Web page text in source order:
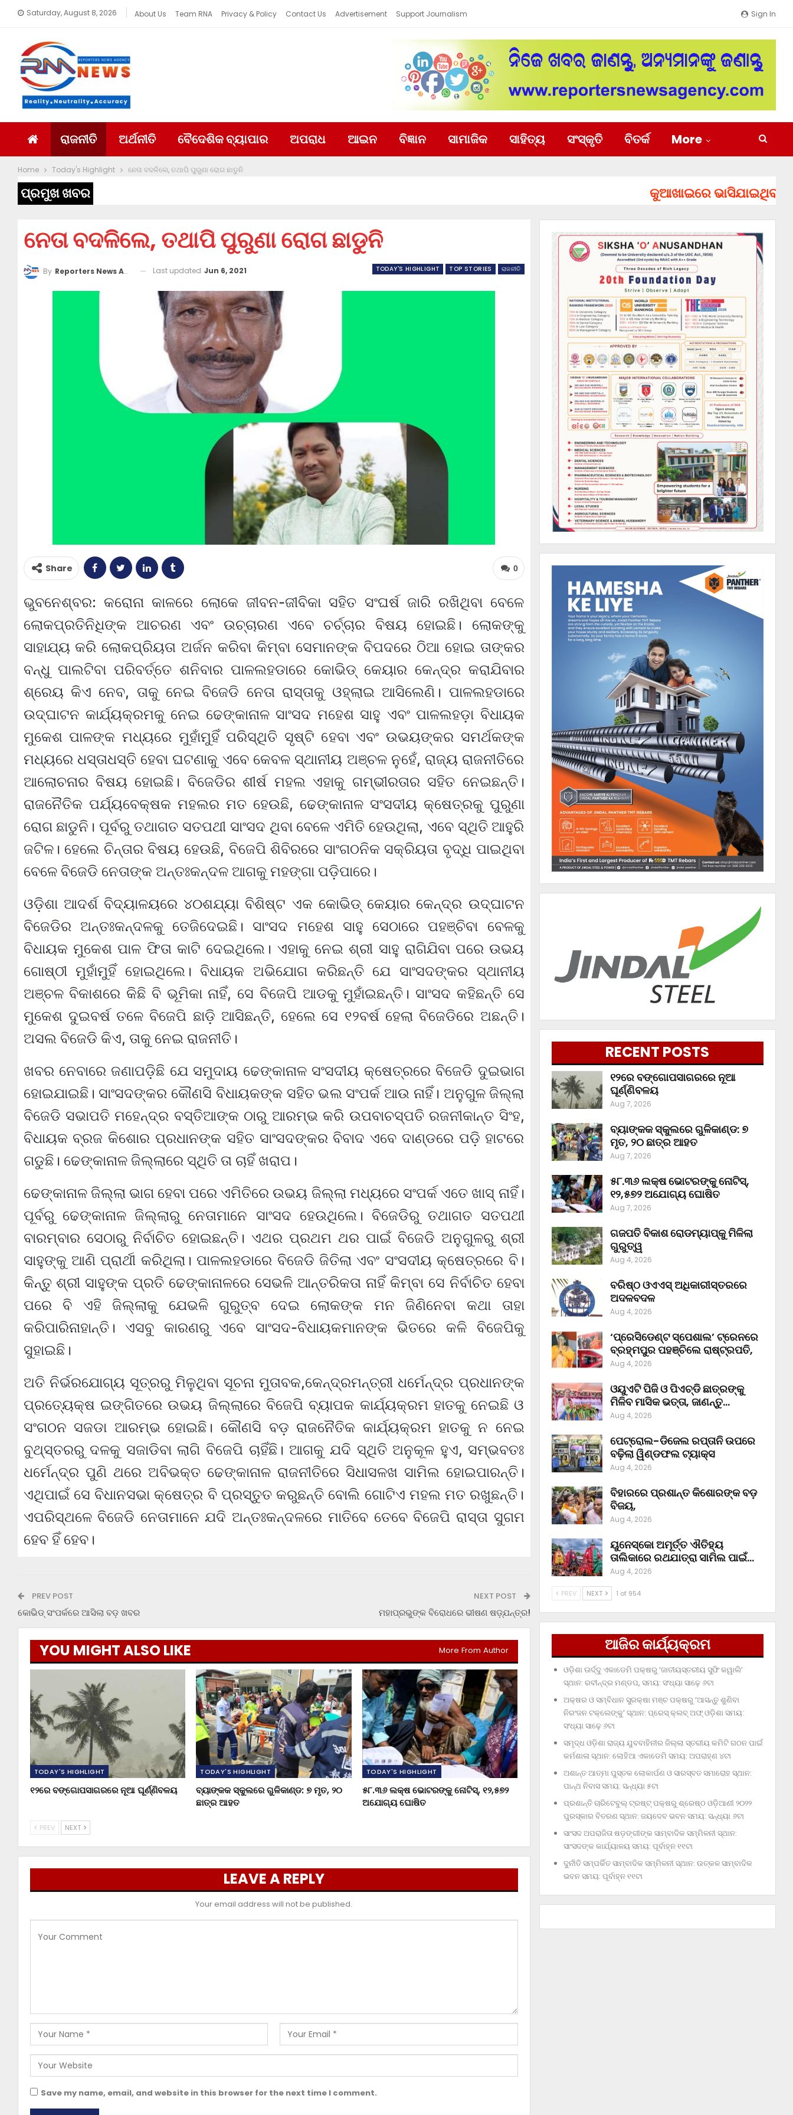
Sign In
Saturday, August 8, 2026 About Us Team RNA Privacy & Policy Contact Us Advertisement Support Journalism
ରାଜନୀତି ଅର୍ଥନୀତି ବୈଦେଶିକ ବ୍ୟାପାର ଅପରାଧ ଆଇନ ବିଜ୍ଞାନ ସାମାଜିକ ସାହିତ୍ୟ ସଂସ୍କୃତି ବିତର୍କ More
Home Today's Highlight ନେତା ବଦଳିଲେ, ତଥାପି ପୁରୁଣା ରୋଗ ଛାଡୁନି
ପ୍ରମୁଖ ଖବର କୁଆଖାଇରେ ଭାସିଯାଇଥିବା ୨
ନେତା ବଦଳିଲେ, ତଥାପି ପୁରୁଣା ରୋଗ ଛାଡୁନି
TODAY'S HIGHLIGHT TOP STORIES ରାଜନୀତି
By Reporters News Agency Last updated Jun 6, 2021
0
Share
ଭୁବନେଶ୍ବର: କରୋନା କାଳରେ ଲୋକେ ଜୀବନ-ଜୀବିକା ସହିତ ସଂଘର୍ଷ ଜାରି ରଖିଥିବା ବେଳେ
ଲୋକପ୍ରତିନିଧିଙ୍କ ଆଚରଣ ଏବଂ ଉଚ୍ଚାରଣ ଏବେ ଚର୍ଚ୍ଚାର ବିଷୟ ହୋଇଛି। ଲୋକଙ୍କୁ
ସାହାଯ୍ୟ କରି ଲୋକପ୍ରିୟତା ଅର୍ଜନ କରିବା କିମ୍ବା ସେମାନଙ୍କ ବିପଦରେ ଠିଆ ହୋଇ ତାଙ୍କର
ବନ୍ଧୁ ପାଲଟିବା ପରିବର୍ତ୍ତେ ଶନିବାର ପାଳଲହଡାରେ କୋଭିଡ୍ କେୟାର କେନ୍ଦ୍ର କରାଯିବାର
ଶ୍ରେୟ କିଏ ନେବ, ତାକୁ ନେଇ ବିଜେଡି ନେତା ରାସ୍ତାକୁ ଓହ୍ଲାଇ ଆସିଲେଣି। ପାଳଲହଡାରେ
ଉଦ୍‌ଘାଟନ କାର୍ଯ୍ୟକ୍ରମକୁ ନେଇ ଢେଙ୍କାନାଳ ସାଂସଦ ମହେଶ ସାହୁ ଏବଂ ପାଳଲହଡ଼ା ବିଧାୟକ
ମୁକେଶ ପାଳଙ୍କ ମଧ୍ୟରେ ମୁହାଁମୁହିଁ ପରିସ୍ଥିତି ସୃଷ୍ଟି ହେବା ଏବଂ ଉଭୟଙ୍କର ସମର୍ଥକଙ୍କ
ମଧ୍ୟରେ ଧସ୍ତାଧସ୍ତି ହେବା ଘଟଣାକୁ ଏବେ କେବଳ ସ୍ଥାନୀୟ ଅଞ୍ଚଳ ନୁହେଁ, ରାଜ୍ୟ ରାଜନୀତିରେ
ଆଲୋଚନାର ବିଷୟ ହୋଇଛି। ବିଜେଡିର ଶୀର୍ଷ ମହଲ ଏହାକୁ ଗମ୍ଭୀରତାର ସହିତ ନେଇଛନ୍ତି।
ରାଜନୈତିକ ପର୍ଯ୍ୟବେକ୍ଷକ ମହଲର ମତ ହେଉଛି, ଢେଙ୍କାନାଳ ସଂସଦୀୟ କ୍ଷେତ୍ରକୁ ପୁରୁଣା
ରୋଗ ଛାଡୁନି। ପୂର୍ବରୁ ତଥାଗତ ସତପଥୀ ସାଂସଦ ଥିବା ବେଳେ ଏମିତି ହେଉଥିଲା, ଏବେ ସ୍ଥିତି ଆହୁରି
ଜଟିଳ। ହେଲେ ଚିନ୍ତାର ବିଷୟ ହେଉଛି, ବିଜେପି ଶିବିରରେ ସାଂଗଠନିକ ସକ୍ରିୟତା ବୃଦ୍ଧି ପାଇଥିବା
ବେଳେ ବିଜେଡି ନେତାଙ୍କ ଅନ୍ତଃକନ୍ଦଳ ଆଗକୁ ମହଙ୍ଗା ପଡ଼ିପାରେ।
ଓଡ଼ିଶା ଆଦର୍ଶ ବିଦ୍ୟାଳୟରେ ୪୦ଶଯ୍ୟା ବିଶିଷ୍ଟ ଏକ କୋଭିଡ୍ କେୟାର କେନ୍ଦ୍ର ଉଦ୍‌ଘାଟନ
ବିଜେଡିର ଅନ୍ତଃକନ୍ଦଳକୁ ତେଜିଦେଇଛି। ସାଂସଦ ମହେଶ ସାହୁ ସେଠାରେ ପହଞ୍ଚିବା ବେଳକୁ
ବିଧାୟକ ମୁକେଶ ପାଳ ଫିତା କାଟି ଦେଇଥିଲେ। ଏହାକୁ ନେଇ ଶ୍ରୀ ସାହୁ ରାଗିଯିବା ପରେ ଉଭୟ
ଗୋଷ୍ଠୀ ମୁହାଁମୁହିଁ ହୋଇଥିଲେ। ବିଧାୟକ ଅଭିଯୋଗ କରିଛନ୍ତି ଯେ ସାଂସଦଙ୍କର ସ୍ଥାନୀୟ
ଅଞ୍ଚଳ ବିକାଶରେ କିଛି ବି ଭୂମିକା ନାହିଁ, ସେ ବିଜେପି ଆଡକୁ ମୁହାଁଇଛନ୍ତି। ସାଂସଦ କହିଛନ୍ତି ସେ
ମୁକେଶ ଦୁଇବର୍ଷ ତଳେ ବିଜେପି ଛାଡ଼ି ଆସିଛନ୍ତି, ହେଲେ ସେ ୧୨ବର୍ଷ ହେଲା ବିଜେଡିରେ ଅଛନ୍ତି।
ଅସଲ ବିଜେଡି କିଏ, ତାକୁ ନେଇ ରାଜନୀତି।
ଖବର ନେବାରେ ଜଣାପଡ଼ିଛି ଯେ ସମୁଦାୟ ଢେଙ୍କାନାଳ ସଂସଦୀୟ କ୍ଷେତ୍ରରେ ବିଜେଡି ଦୁଇଭାଗ
ହୋଇଯାଇଛି। ସାଂସଦଙ୍କର କୌଣସି ବିଧାୟକଙ୍କ ସହିତ ଭଲ ସଂପର୍କ ଆଉ ନାହିଁ। ଅନୁଗୁଳ ଜିଲ୍ଲା
ବିଜେଡି ସଭାପତି ମହେନ୍ଦ୍ର ବସ୍ତିଆଙ୍କ ଠାରୁ ଆରମ୍ଭ କରି ଉପବାଚସ୍ପତି ରଜନୀକାନ୍ତ ସିଂହ,
ବିଧାୟକ ବ୍ରଜ କିଶୋର ପ୍ରଧାନଙ୍କ ସହିତ ସାଂସଦଙ୍କର ବିବାଦ ଏବେ ଦାଣ୍ଡରେ ପଡ଼ି ହାଟରେ
ଗଡୁଛି। ଢେଙ୍କାନାଳ ଜିଲ୍ଲାରେ ସ୍ଥିତି ତା ଚାହିଁ ଖରାପ।
ଢେଙ୍କାନାଳ ଜିଲ୍ଲା ଭାଗ ହେବା ପରେ ଏମିତିରେ ଉଭୟ ଜିଲ୍ଲା ମଧ୍ୟରେ ସଂପର୍କ ଏତେ ଖାସ୍ ନାହିଁ।
ପୂର୍ବରୁ ଢେଙ୍କାନାଳ ଜିଲ୍ଲାରୁ ନେତାମାନେ ସାଂସଦ ହେଉଥିଲେ। ବିଜେଡିରୁ ତଥାଗତ ସତପଥୀ
ବାରମ୍ବାର ସେଠାରୁ ନିର୍ବାଚିତ ହୋଇଛନ୍ତି। ଏଥର ପ୍ରଥମ ଥର ପାଇଁ ବିଜେଡି ଅନୁଗୁଳରୁ ଶ୍ରୀ
ସାହୁଙ୍କୁ ଆଣି ପ୍ରାର୍ଥୀ କରିଥିଲା। ପାଳଲହଡାରେ ବିଜେଡି ଜିତିଲା ଏବଂ ସଂସଦୀୟ କ୍ଷେତ୍ରରେ ବି।
କିନ୍ତୁ ଶ୍ରୀ ସାହୁଙ୍କ ପ୍ରତି ଢେଙ୍କାନାଳରେ ସେଭଳି ଆନ୍ତରିକତା ନାହିଁ କିମ୍ବା ସେ ନିର୍ବାଚିତ ହେବା
ପରେ ବି ଏହି ଜିଲ୍ଲାକୁ ଯେଭଳି ଗୁରୁତ୍ବ ଦେଇ ଲୋକଙ୍କ ମନ ଜିଣିନେବା କଥା ତାହା
କରିପାରିନାହାନ୍ତି। ଏସବୁ କାରଣରୁ ଏବେ ସାଂସଦ-ବିଧାୟକମାନଙ୍କ ଭିତରେ କଳି ବିଜେପିକୁ
ସୁହାଇଛି।
ଅତି ନିର୍ଭରଯୋଗ୍ୟ ସୂତ୍ରରୁ ମିଳୁଥିବା ସୂଚନା ମୁତାବକ,କେନ୍ଦ୍ରମନ୍ତ୍ରୀ ଧର୍ମେନ୍ଦ୍ର ପ୍ରଧାନଙ୍କ
ପ୍ରତ୍ୟେକ୍ଷ ଇଙ୍ଗିତରେ ଉଭୟ ଜିଲ୍ଲାରେ ବିଜେପି ବ୍ୟାପକ କାର୍ଯ୍ୟକ୍ରମ ହାତକୁ ନେଇଛି ଓ
ସଂଗଠନ ସଜଡା ଆରମ୍ଭ ହୋଇଛି। କୌଣସି ବଡ଼ ରାଜନୈତିକ କାର୍ଯ୍ୟକ୍ରମ ହାତକୁ ନ ନେଇ
ବୁଥ୍‌ସ୍ତରରୁ ଦଳକୁ ସଜାଡିବା ଲାଗି ବିଜେପି ଚାହିଁଛି। ଆଗକୁ ଯଦି ସ୍ଥିତି ଅନୁକୂଳ ହୁଏ, ସମ୍ଭବତଃ
ଧର୍ମେନ୍ଦ୍ର ପୁଣି ଥରେ ଅବିଭକ୍ତ ଢେଙ୍କାନାଳ ରାଜନୀତିରେ ସିଧାସଳଖ ସାମିଲ ହୋଇପାରନ୍ତି।
ଏଥିପାଇଁ ସେ ବିଧାନସଭା କ୍ଷେତ୍ର ବି ପ୍ରସ୍ତୁତ କରୁଛନ୍ତି ବୋଲି ଗୋଟିଏ ମହଲ ମତ ରଖୁଛନ୍ତି।
ଏପରିସ୍ଥଳେ ବିଜେଡି ନେତାମାନେ ଯଦି ଅନ୍ତଃକନ୍ଦଳରେ ମାତିବେ ତେବେ ବିଜେପି ରାସ୍ତା ସୁଗମ
ହେବ ହିଁ ହେବ।
PREV POST
କୋଭିଡ୍ ସଂପର୍କରେ ଆସିଲା ବଡ଼ ଖବର
NEXT POST
ମହାପ୍ରଭୁଙ୍କ ବିରୋଧରେ ଭୀଷଣ ଷଡ଼୍‌ଯନ୍ତ୍ର!
YOU MIGHT ALSO LIKE More From Author
TODAY'S HIGHLIGHT
୧୨ରେ ବଙ୍ଗୋପସାଗରରେ ନୂଆ ଘୂର୍ଣ୍ଣିବଳୟ
TODAY'S HIGHLIGHT
ବ୍ୟାଙ୍କକ ସ୍କୁଲରେ ଗୁଳିକାଣ୍ଡ: ୭ ମୃତ, ୨୦
ଛାତ୍ର ଆହତ
TODAY'S HIGHLIGHT
୫୮.୩୬ ଲକ୍ଷ ଭୋଟରଙ୍କୁ ନୋଟିସ୍‌, ୧୨,୫୭୨
ଅଯୋଗ୍ୟ ଘୋଷିତ
PREV NEXT
LEAVE A REPLY
Your email address will not be published.
Save my name, email, and website in this browser for the next time I comment.
RECENT POSTS
୧୨ରେ ବଙ୍ଗୋପସାଗରରେ ନୂଆ
ଘୂର୍ଣ୍ଣିବଳୟ
Aug 7, 2026
ବ୍ୟାଙ୍କକ ସ୍କୁଲରେ ଗୁଳିକାଣ୍ଡ: ୭
ମୃତ, ୨୦ ଛାତ୍ର ଆହତ
Aug 7, 2026
୫୮.୩୬ ଲକ୍ଷ ଭୋଟରଙ୍କୁ ନୋଟିସ୍‌,
୧୨,୫୭୨ ଅଯୋଗ୍ୟ ଘୋଷିତ
Aug 7, 2026
ଗଜପତି ବିକାଶ ରୋଡମ୍ୟାପ୍‌କୁ ମିଳିଲା
ଗୁରୁତ୍ୱ
Aug 4, 2026
ବରିଷ୍ଠ ଓଏଏସ୍‌ ଅଧିକାରୀସ୍ତରରେ
ଅଦଳବଦଳ
Aug 4, 2026
‘ପ୍ରେସିଡେଣ୍ଟ ସ୍ପେଶାଲ’ ଟ୍ରେନରେ
ବ୍ରହ୍ମପୁର ପହଞ୍ଚିଲେ ରାଷ୍ଟ୍ରପତି,
Aug 4, 2026
ଓୟୁଏଟି ପିଜି ଓ ପିଏଚ୍‌ଡି ଛାତ୍ରଙ୍କୁ
ମିଳିବ ମାସିକ ଭତ୍ତା, ଜାଣନ୍ତୁ…
Aug 4, 2026
ପେଟ୍ରୋଲ-ଡିଜେଲ ରପ୍ତାନି ଉପରେ
ବଢ଼ିଲା ୱିଣ୍ଡଫଲ ଟ୍ୟାକ୍ସ
Aug 4, 2026
ବିହାରରେ ପ୍ରଶାନ୍ତ କିଶୋରଙ୍କ ବଡ଼
ବିଜୟ,
Aug 4, 2026
ୟୁନେସ୍କୋ ଅମୂର୍ତ୍ତ ଐତିହ୍ୟ
ତାଲିକାରେ ରଥଯାତ୍ରା ସାମିଲ ପାଇଁ…
Aug 4, 2026
PREV NEXT 1 of 954
ଆଜିର କାର୍ଯ୍ୟକ୍ରମ
ଓଡ଼ିଶା ଊର୍ଦ୍ଦୁ ଏକାଡେମି ପକ୍ଷରୁ ‘ଜାତୀୟସ୍ତରୀୟ ସୁଫି କୱାଲି’
ସ୍ଥାନ: ରବୀନ୍ଦ୍ର ମଣ୍ଡପ, ସମୟ: ସଂଧ୍ୟା ସାଢ଼େ ୬ଟା
ଅକ୍ଷର ଓ ସମ୍ବିଧାନ ସୁରକ୍ଷା ମଞ୍ଚ ପକ୍ଷରୁ ‘ଆସନ୍ତୁ ଶୁଣିବା
ନିରଂଜନ ଟକ୍‌ଲେଙ୍କୁ’ ସ୍ଥାନ: ପ୍ରେସ୍‌ କ୍ଲବ୍‌ ଅଫ୍‌ ଓଡ଼ିଶା ସମୟ:
ସଂଧ୍ୟା ସାଢ଼େ ୬ଟା
ସମୃଦ୍ଧ ଓଡ଼ିଶା ରାଜ୍ୟ ଯୁବବାହିନୀର ଜିଲ୍ଲା ସ୍ତରୀୟ କମିଟି ଗଠନ ପାଇଁ
କର୍ମଶାଳା ସ୍ଥାନ: ଲୋହିଆ ଏକାଡେମି ସମୟ: ଅପରାହ୍‌ଣ ୪ଟା
ଅଶାନ୍ତ ଆତ୍ମା ପୁସ୍ତକ ଲୋକାର୍ପଣ ଓ ସାରସ୍ବତ ସମାରୋହ ସ୍ଥାନ:
ପାନ୍ଥ ନିବାସ ସମୟ: ସନ୍ଧ୍ୟା ୫ଟା
ପ୍ରଶାନ୍ତି ଚାରିଟେବୁଲ୍‌ ଟ୍ରଷ୍ଟ୍‌ ପକ୍ଷରୁ ଶ୍ରେଷ୍ଠ ଓଡ଼ିଆଣୀ ୨୦୨୨
ପୁରସ୍କାର ବିତରଣ ସ୍ଥାନ: ଜୟଦେବ ଭବନ ସମୟ: ସନ୍ଧ୍ୟା ୬ଟା
ସାଂସଦ ଅପରାଜିତା ଷଡ଼ଙ୍ଗୀଙ୍କ ସାମ୍ବାଦିକ ସମ୍ମିଳନୀ ସ୍ଥାନ:
ସାଂସଦଙ୍କ କାର୍ଯ୍ୟାଳୟ ସମୟ: ପୂର୍ବାହ୍ନ ୧୧ଟା
ଦୁର୍ନୀତି ସମ୍ପର୍କିତ ସାମ୍ବାଦିକ ସମ୍ମିଳନୀ ସ୍ଥାନ: ଉତ୍କଳ ସାମ୍ବାଦିକ
ଭବନ ସମୟ: ପୂର୍ବାହ୍ନ ୧୧ଟା